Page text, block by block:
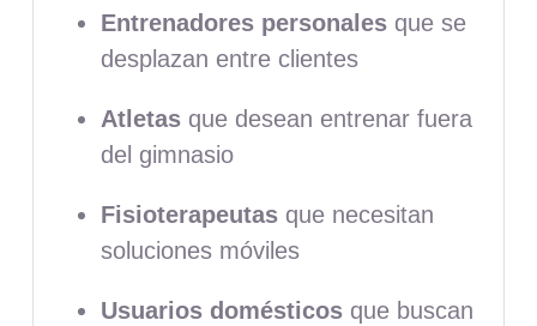
Entrenadores personalesque se
desplazan entre clientes
Atletasque desean entrenar fuera
del gimnasio
Fisioterapeutasque necesitan
soluciones móviles
Usuarios domésticosque buscan